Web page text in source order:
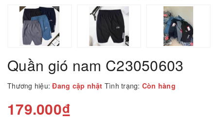
Quần gió nam C23050603
Thương hiệu: Đang cập nhật Tình trạng: Còn hàng
179.000₫